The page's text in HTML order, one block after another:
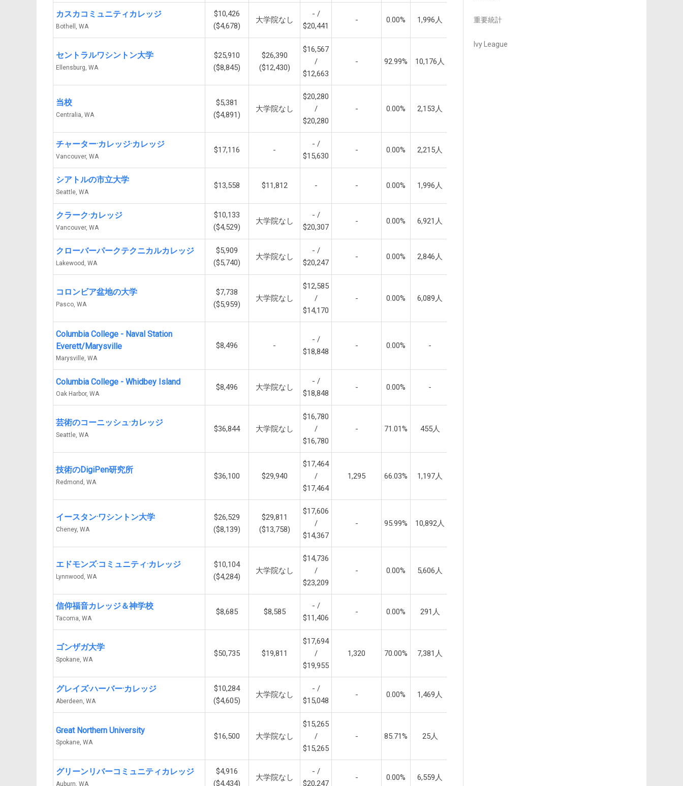
カスカコミュニティカレッジ
Bothell, WA
$10,426
($4,678)
大学院なし
- /
$20,441
- 0.00% 1,996人
セントラルワシントン大学
Ellensburg, WA
$25,910
($8,845)
$26,390
($12,430)
$16,567
/
$12,663
- 92.99% 10,176人
当校
Centralia, WA
$5,381
($4,891)
大学院なし
$20,280
/
$20,280
- 0.00% 2,153人
チャーター·カレッジ·カレッジ
Vancouver, WA
$17,116 -
- /
$15,630
- 0.00% 2,215人
シアトルの市立大学
Seattle, WA
$13,558 $11,812 - - 0.00% 1,996人
クラーク·カレッジ
Vancouver, WA
$10,133
($4,529)
大学院なし
- /
$20,307
- 0.00% 6,921人
クローバーパークテクニカルカレッジ
Lakewood, WA
$5,909
($5,740)
大学院なし
- /
$20,247
- 0.00% 2,846人
コロンビア盆地の大学
Pasco, WA
$7,738
($5,959)
大学院なし
$12,585
/
$14,170
- 0.00% 6,089人
Columbia College - Naval Station
Everett/Marysville
Marysville, WA
$8,496 -
- /
$18,848
- 0.00% -
Columbia College - Whidbey Island
Oak Harbor, WA
$8,496 大学院なし
- /
$18,848
- 0.00% -
芸術のコーニッシュ·カレッジ
Seattle, WA
$36,844 大学院なし
$16,780
/
$16,780
- 71.01% 455人
技術のDigiPen研究所
Redmond, WA
$36,100 $29,940
$17,464
/
$17,464
1,295 66.03% 1,197人
イースタン·ワシントン大学
Cheney, WA
$26,529
($8,139)
$29,811
($13,758)
$17,606
/
$14,367
- 95.99% 10,892人
エドモンズ·コミュニティ·カレッジ
Lynnwood, WA
$10,104
($4,284)
大学院なし
$14,736
/
$23,209
- 0.00% 5,606人
信仰福音カレッジ＆神学校
Tacoma, WA
$8,685 $8,585
- /
$11,406
- 0.00% 291人
ゴンザガ大学
Spokane, WA
$50,735 $19,811
$17,694
/
$19,955
1,320 70.00% 7,381人
グレイズ·ハーバー·カレッジ
Aberdeen, WA
$10,284
($4,605)
大学院なし
- /
$15,048
- 0.00% 1,469人
Great Northern University
Spokane, WA
$16,500 大学院なし
$15,265
/
$15,265
- 85.71% 25人
グリーンリバーコミュニティカレッジ
Auburn, WA
$4,916
($4,434)
大学院なし
- /
$20,247
- 0.00% 6,559人
重要統計
Ivy League